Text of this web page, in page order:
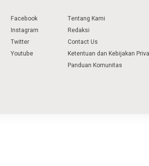
Facebook
Instagram
Twitter
Youtube
Tentang Kami
Redaksi
Contact Us
Ketentuan dan Kebijakan
Panduan Komunitas